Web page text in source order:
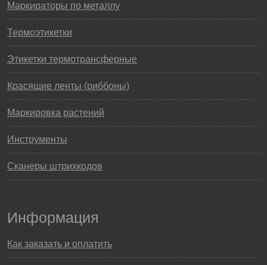
Маркираторы по металлу
Термоэтикетки
Этикетки термотрансферные
Красящие ленты (риббоны)
Маркировка растений
Инструменты
Сканеры штрихкодов
Информация
Как заказать и оплатить